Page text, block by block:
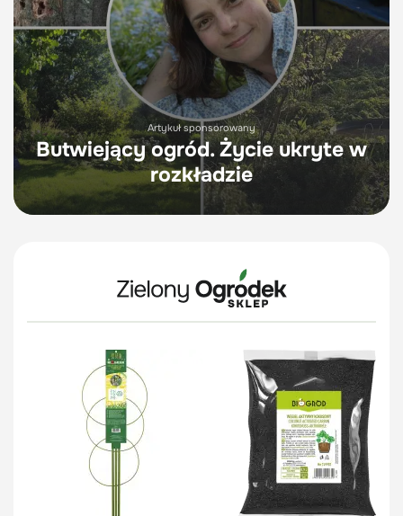
Artykuł sponsorowany
Butwiejący ogród. Życie ukryte w
rozkładzie